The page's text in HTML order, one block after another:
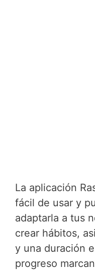
La aplicación
fácil de usar y
adaptarla a tus
crear hábitos,
y una duración
progreso